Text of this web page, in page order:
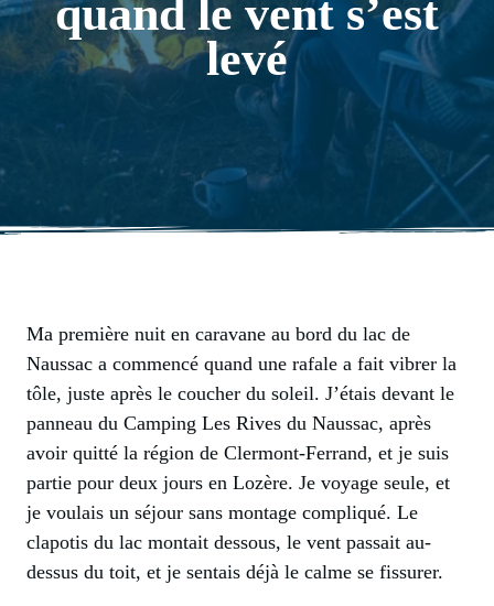
quand le vent s’est
levé
Ma première nuit en caravane au bord du lac de
Naussac a commencé quand une rafale a fait vibrer la
tôle, juste après le coucher du soleil. J’étais devant le
panneau du Camping Les Rives du Naussac, après
avoir quitté la région de Clermont-Ferrand, et je suis
partie pour deux jours en Lozère. Je voyage seule, et
je voulais un séjour sans montage compliqué. Le
clapotis du lac montait dessous, le vent passait au-
dessus du toit, et je sentais déjà le calme se fissurer.